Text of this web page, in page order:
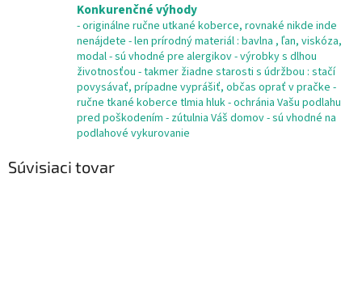
Konkurenčné výhody
- originálne ručne utkané koberce, rovnaké nikde inde
nenájdete - len prírodný materiál : bavlna , ľan, viskóza,
modal - sú vhodné pre alergikov - výrobky s dlhou
životnosťou - takmer žiadne starosti s údržbou : stačí
povysávať, prípadne vyprášiť, občas oprať v pračke -
ručne tkané koberce tlmia hluk - ochránia Vašu podlahu
pred poškodením - zútulnia Váš domov - sú vhodné na
podlahové vykurovanie
Súvisiaci tovar